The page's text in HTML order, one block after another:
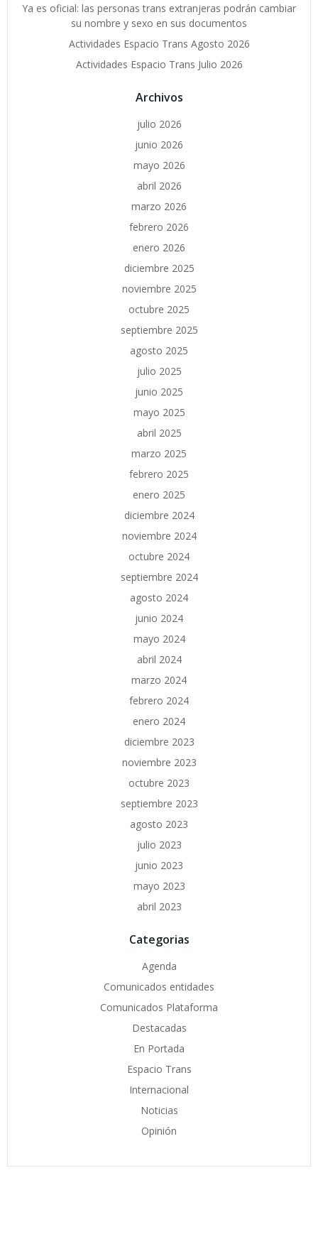
Ya es oficial: las personas trans extranjeras podrán cambiar
su nombre y sexo en sus documentos
Actividades Espacio Trans Agosto 2026
Actividades Espacio Trans Julio 2026
Archivos
julio 2026
junio 2026
mayo 2026
abril 2026
marzo 2026
febrero 2026
enero 2026
diciembre 2025
noviembre 2025
octubre 2025
septiembre 2025
agosto 2025
julio 2025
junio 2025
mayo 2025
abril 2025
marzo 2025
febrero 2025
enero 2025
diciembre 2024
noviembre 2024
octubre 2024
septiembre 2024
agosto 2024
junio 2024
mayo 2024
abril 2024
marzo 2024
febrero 2024
enero 2024
diciembre 2023
noviembre 2023
octubre 2023
septiembre 2023
agosto 2023
julio 2023
junio 2023
mayo 2023
abril 2023
Categorias
Agenda
Comunicados entidades
Comunicados Plataforma
Destacadas
En Portada
Espacio Trans
Internacional
Noticias
Opinión